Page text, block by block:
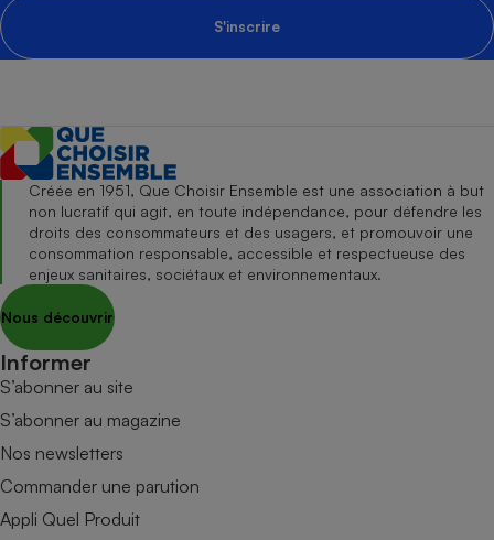
S'inscrire
Créée en 1951, Que Choisir Ensemble est une association à but
non lucratif qui agit, en toute indépendance, pour défendre les
droits des consommateurs et des usagers, et promouvoir une
consommation responsable, accessible et respectueuse des
enjeux sanitaires, sociétaux et environnementaux.
Nous découvrir
Informer
S’abonner au site
S’abonner au magazine
Nos newsletters
Commander une parution
Appli Quel Produit